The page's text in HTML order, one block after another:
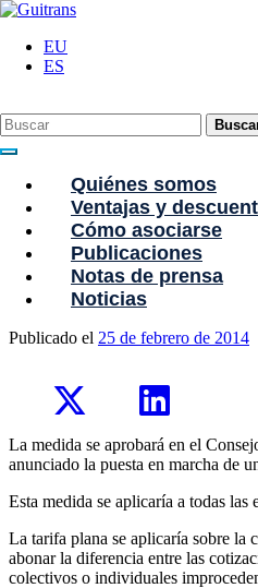
Continuar al contenido principal
C/ Portu-Etxe 9-1º, 20018-San Sebastián
EU
ES
Quiénes somos
Ventajas y
Cómo asociarse
Publicaciones
Notas de prensa
Noticias
Tarifa plana de 100
Publicado el 25 de febrero de 2014
La medida se aprobará en el
anunciado la puesta en marcha de
Esta medida se aplicaría a todas
La tarifa plana se aplicaría sobre la
abonar la diferencia entre las
colectivos o individuales